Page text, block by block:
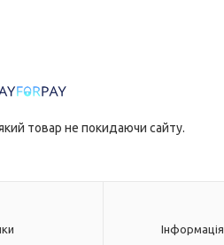
товар не покидаючи сайту.